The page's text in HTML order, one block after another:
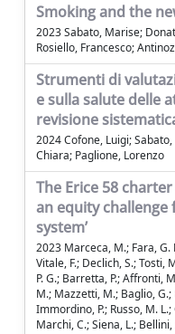
Smoking and the
2023 Sabato, Marise;
Rosiello, Francesco;
Strumenti di
e sulla salute delle
revisione
2024 Cofone, Luigi;
Chiara; Paglione, Lorenzo
The Erice 58
an equity
system’
2023 Marceca, M.; Fara,
Vitale, F.; Declich, S.; Tosti,
P. G.; Barretta, P.; Affronti,
M.; Mazzetti, M.; Baglio, G.;
Immordino, P.; Russo, M.
Marchi, C.; Siena, L.;